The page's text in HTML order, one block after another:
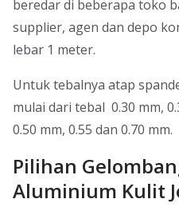
beredar di beberapa toko
supplier, agen dan depo
lebar 1 meter.
Untuk tebalnya atap
mulai dari tebal 0.30 mm,
0.50 mm, 0.55 dan 0.70 mm.
Pilihan
Aluminium Kulit